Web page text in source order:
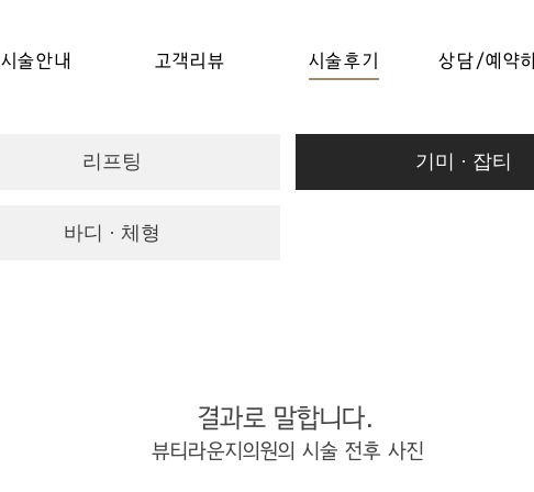
시술안내 고객리뷰 시술후기 상담/예약하
리프팅 기미 · 잡티
바디 · 체형
결과로 말합니다.
뷰티라운지의원의 시술 전후 사진